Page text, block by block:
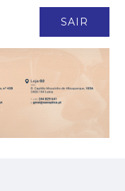
SAIR
ser recuperados